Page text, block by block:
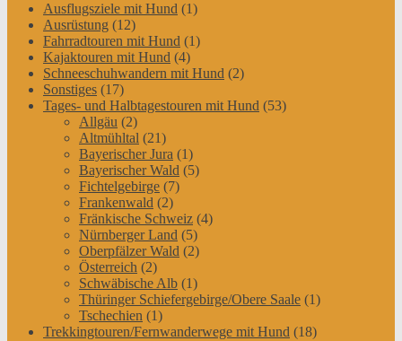
Ausflugsziele mit Hund (1)
Ausrüstung (12)
Fahrradtouren mit Hund (1)
Kajaktouren mit Hund (4)
Schneeschuhwandern mit Hund (2)
Sonstiges (17)
Tages- und Halbtagestouren mit Hund (53)
Allgäu (2)
Altmühltal (21)
Bayerischer Jura (1)
Bayerischer Wald (5)
Fichtelgebirge (7)
Frankenwald (2)
Fränkische Schweiz (4)
Nürnberger Land (5)
Oberpfälzer Wald (2)
Österreich (2)
Schwäbische Alb (1)
Thüringer Schiefergebirge/Obere Saale (1)
Tschechien (1)
Trekkingtouren/Fernwanderwege mit Hund (18)